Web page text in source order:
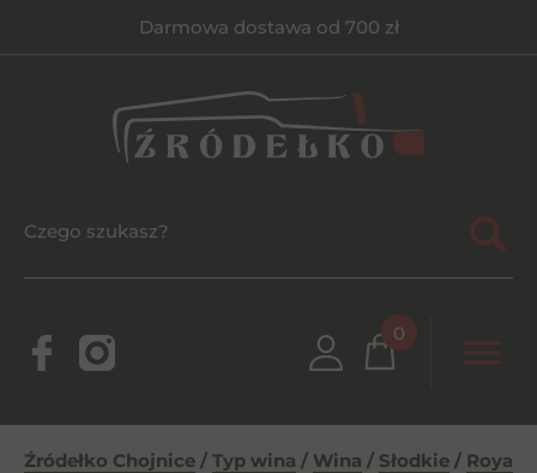
Darmowa dostawa od 700 zł
0
Źródełko Chojnice / Typ wina / Wina / Słodkie / Royal